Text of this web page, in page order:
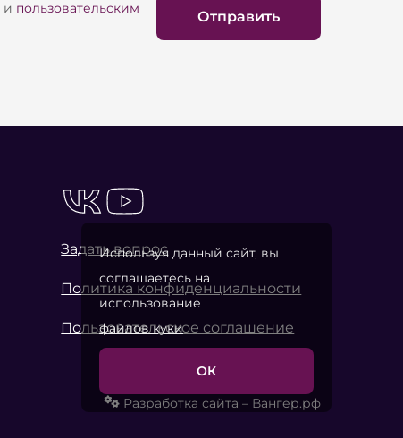
и пользовательским
Отправить
Задать вопрос
Политика конфиденциальности
Пользовательское соглашение
Разработка сайта – Вангер.рф
Используя данный сайт, вы
соглашаетесь на
использование
файлов куки
ОК